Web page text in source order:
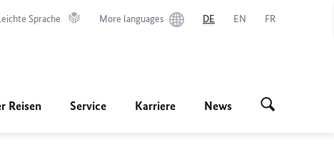
Sprache More languages DE EN FR
Reisen Service Karriere News